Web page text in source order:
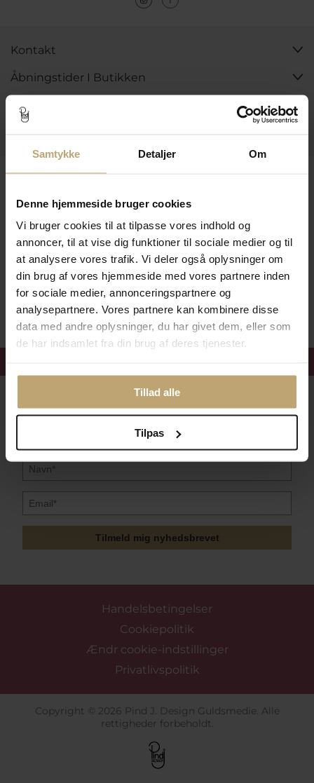
Samtykke Detaljer Om
Denne hjemmeside bruger cookies
Vi bruger cookies til at tilpasse vores indhold og
annoncer, til at vise dig funktioner til sociale medier og til
at analysere vores trafik. Vi deler også oplysninger om
din brug af vores hjemmeside med vores partnere inden
for sociale medier, annonceringspartnere og
analysepartnere. Vores partnere kan kombinere disse
data med andre oplysninger, du har givet dem, eller som
de har indsamlet fra din brug af deres tjenester.
Tillad alle
Tilpas
Kontakt
Åbningstider I Butikken
Information
Leveringsmuligheder
Betalingsmuligheder
Sikker Og Tryg E-Handel
Følg med i vores nyhedsbrev
Læs mere her
Tilmeld mig nyhedsbrevet
Handelsbetingelser
Cookiepolitik
Ændr cookie-indstillinger
Privatlivspolitik
Copyright © 2026 Pind J. Design Guldsmedie. Alle
rettigheder forbeholdt.